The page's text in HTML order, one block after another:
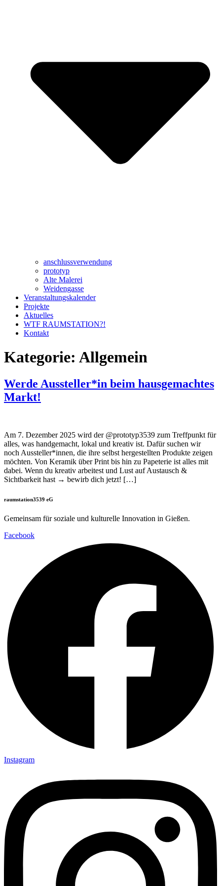
anschlussverwendung
prototyp
Alte Malerei
Weidengasse
Veranstaltungskalender
Projekte
Aktuelles
WTF RAUMSTATION?!
Kontakt
Kategorie: Allgemein
Werde Aussteller*in beim hausgemachtes
Markt!
Am 7. Dezember 2025 wird der @prototyp3539 zum Treffpunkt für
alles, was handgemacht, lokal und kreativ ist. Dafür suchen wir
noch Aussteller*innen, die ihre selbst hergestellten Produkte zeigen
möchten. Von Keramik über Print bis hin zu Papeterie ist alles mit
dabei. Wenn du kreativ arbeitest und Lust auf Austausch &
Sichtbarkeit hast → bewirb dich jetzt! […]
raumstation3539 eG
Gemeinsam für soziale und kulturelle Innovation in Gießen.
Facebook
Instagram